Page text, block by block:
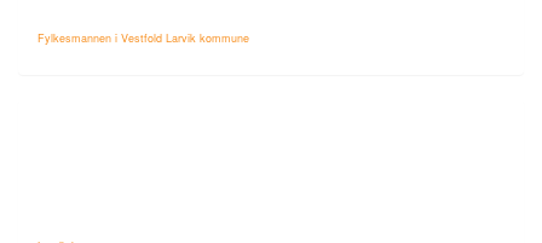
Fylkesmannen i Vestfold Larvik kommune